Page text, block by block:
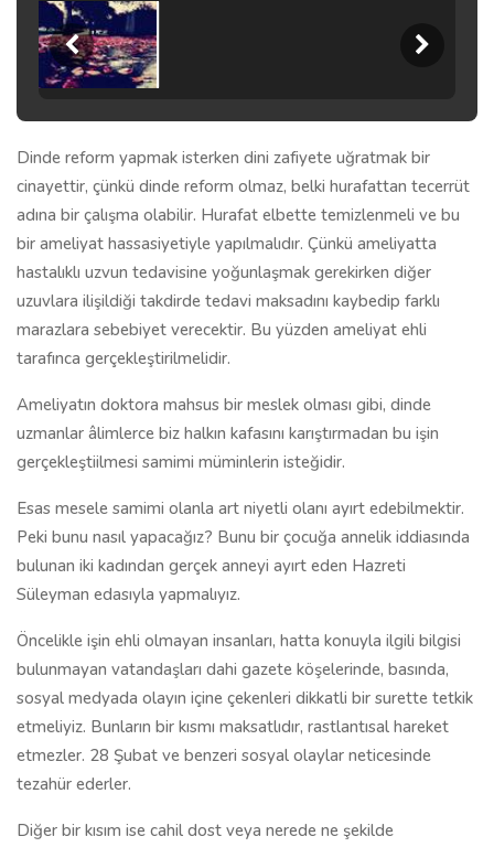
Dinde reform yapmak isterken dini zafiyete uğratmak bir
cinayettir, çünkü dinde reform olmaz, belki hurafattan tecerrüt
adına bir çalışma olabilir. Hurafat elbette temizlenmeli ve bu
bir ameliyat hassasiyetiyle yapılmalıdır. Çünkü ameliyatta
hastalıklı uzvun tedavisine yoğunlaşmak gerekirken diğer
uzuvlara ilişildiği takdirde tedavi maksadını kaybedip farklı
marazlara sebebiyet verecektir. Bu yüzden ameliyat ehli
tarafınca gerçekleştirilmelidir.
Ameliyatın doktora mahsus bir meslek olması gibi, dinde
uzmanlar âlimlerce biz halkın kafasını karıştırmadan bu işin
gerçekleştiilmesi samimi müminlerin isteğidir.
Esas mesele samimi olanla art niyetli olanı ayırt edebilmektir.
Peki bunu nasıl yapacağız? Bunu bir çocuğa annelik iddiasında
bulunan iki kadından gerçek anneyi ayırt eden Hazreti
Süleyman edasıyla yapmalıyız.
Öncelikle işin ehli olmayan insanları, hatta konuyla ilgili bilgisi
bulunmayan vatandaşları dahi gazete köşelerinde, basında,
sosyal medyada olayın içine çekenleri dikkatli bir surette tetkik
etmeliyiz. Bunların bir kısmı maksatlıdır, rastlantısal hareket
etmezler. 28 Şubat ve benzeri sosyal olaylar neticesinde
tezahür ederler.
Diğer bir kısım ise cahil dost veya nerede ne şekilde